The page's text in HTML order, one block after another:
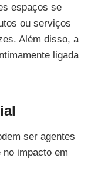
espaços se
ou serviços
Além disso, a
ligada
ser agentes
no impacto em